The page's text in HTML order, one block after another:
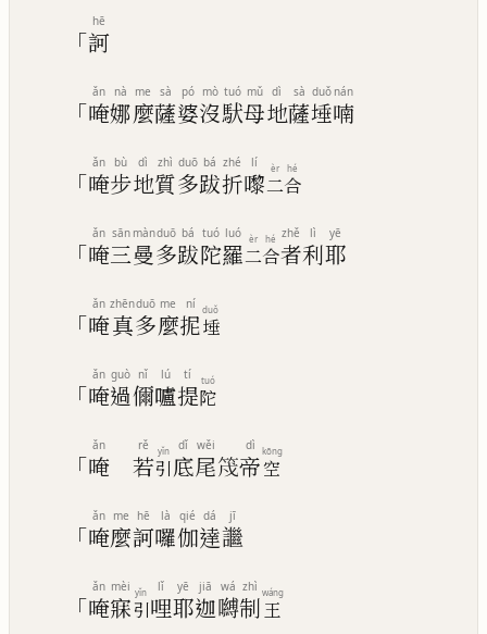
「訶
hē
「唵
ǎn
娜
nà
麼
me
薩
sà
婆
pó
沒
mò
䭾
tuó
母
mǔ
地
dì
薩
sà
埵
duǒ
喃
nán
「唵
ǎn
步
bù
地
dì
質
zhì
多
duō
跋
bá
折
zhé
嚟
lí
二
èr
合
hé
「唵
ǎn
三
sān
曼
màn
多
duō
跋
bá
陀
tuó
羅
luó
二
èr
合
hé
者
zhě
利
lì
耶
yē
「唵
ǎn
真
zhēn
多
duō
麼
me
抳
ní
埵
duǒ
「唵
ǎn
過
guò
儞
nǐ
嚧
lú
提
tí
陀
tuó
「唵
ǎn
若
rě
引
yǐn
底
dǐ
尾
wěi
𮅇帝
dì
空
kōng
「唵
ǎn
麼
me
訶
hē
囉
là
伽
qié
達
dá
䜝
jī
「唵
ǎn
寐
mèi
引
yǐn
哩
lǐ
耶
yē
迦
jiā
嚩
wá
制
zhì
王
wáng